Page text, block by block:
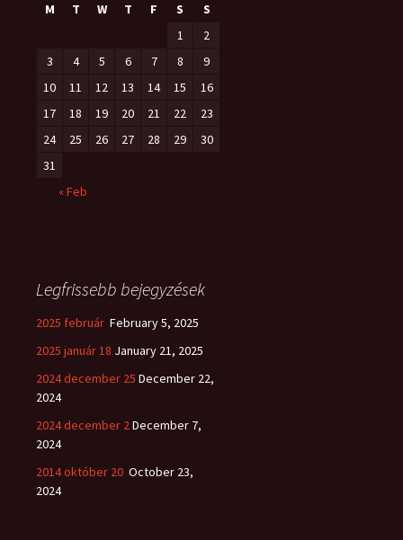
M
T W T F S
S
1
2
3
4 5 6 7 8
9
10
11 12 13 14 15
16
17
18 19 20 21 22
23
24
25 26 27 28 29
30
31
« Feb
Legfrissebb bejegyzések
2025 február February 5, 2025
2025 január 18 January 21, 2025
2024 december 25 December 22,
2024
2024 december 2December 7,
2024
2014 október 20 October 23,
2024